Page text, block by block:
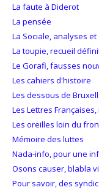
La faute à Diderot
La pensée
La Sociale, analyses
La toupie, recueil
Le Gorafi, fausses
Les cahiers d'histoire
Les dessous de
Les Lettres
Les oreilles loin du
Mémoire des luttes
Nada-info, pour une
Osons causer, blabla
Pour savoir, des